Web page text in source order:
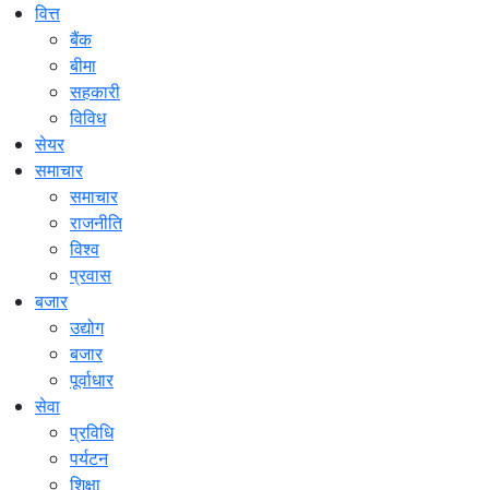
वित्त
बैंक
बीमा
सहकारी
विविध
सेयर
समाचार
समाचार
राजनीति
विश्व
प्रवास
बजार
उद्योग
बजार
पूर्वाधार
सेवा
प्रविधि
पर्यटन
शिक्षा